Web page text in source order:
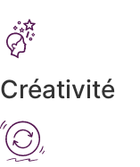
Créativité